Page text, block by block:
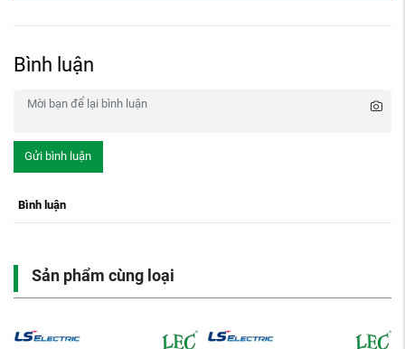
Bình luận
Gửi bình luận
Bình luận
Sản phẩm cùng loại